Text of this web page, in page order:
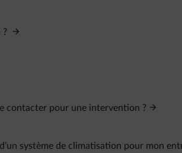
?
contacter pour une intervention ?
système de climatisation pour mon